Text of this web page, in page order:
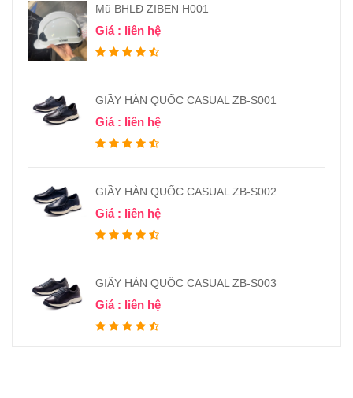
Mũ BHLĐ ZIBEN H001
Giá : liên hệ
GIẦY HÀN QUỐC CASUAL ZB-S001
Giá : liên hệ
GIẦY HÀN QUỐC CASUAL ZB-S002
Giá : liên hệ
GIẦY HÀN QUỐC CASUAL ZB-S003
Giá : liên hệ